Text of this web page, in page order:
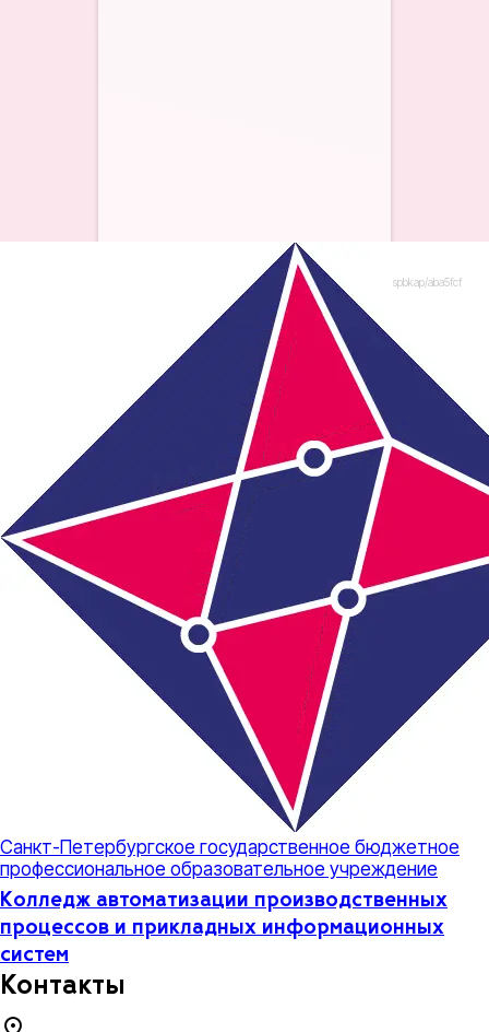
Санкт-Петербургское государственное бюджетное
профессиональное образовательное учреждение
Колледж автоматизации производственных
процессов и прикладных информационных
систем
Контакты
spbkap/aba5fcf